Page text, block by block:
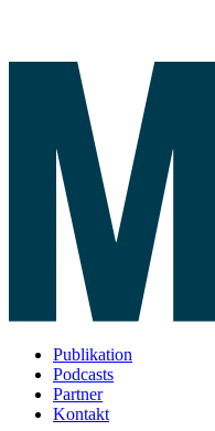
Publikation
Podcasts
Partner
Kontakt